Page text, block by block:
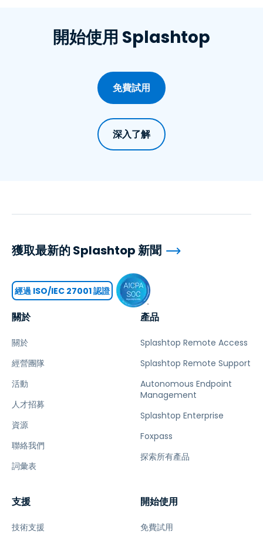
開始使用 Splashtop
免費試用
深入了解
關於
關於
經營團隊
活動
人才招募
資源
聯絡我們
詞彙表
產品
Splashtop Remote Access
Splashtop Remote Support
Autonomous Endpoint
Management
Splashtop Enterprise
Foxpass
探索所有產品
支援
技術支援
開始使用
免費試用
獲取最新的 Splashtop 新聞
經過 ISO/IEC 27001 認證